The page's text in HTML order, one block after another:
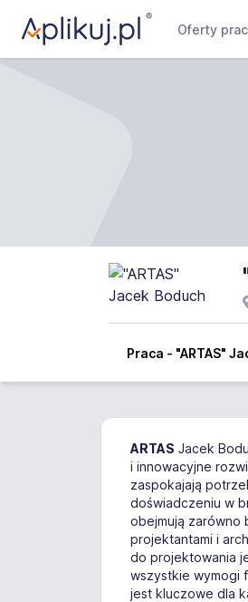
Oferty
Praca - "ARTAS"
ARTAS Jacek
i innowacyjne
zaspokajają
doświadczeniu w
obejmują zarówno
projektantami i
do projektowania
wszystkie wymogi
jest kluczowe dla